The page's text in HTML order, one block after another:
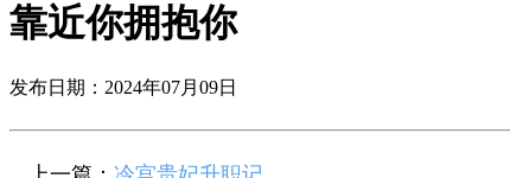
靠近你拥抱你
发布日期：2024年07月09日